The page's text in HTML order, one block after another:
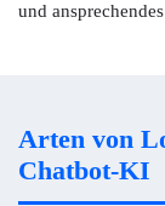
und
Arten von
Chatbot-KI